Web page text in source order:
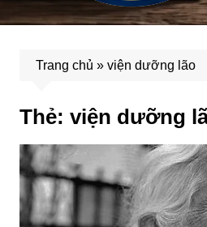
Trang chủ » viện dưỡng lão
Thẻ: viện dưỡng